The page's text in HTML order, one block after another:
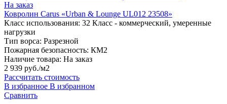
На заказ
Ковролин Carus «Urban & Lounge UL012 23508»
Класс использования: 32 Класс - коммерческий, умеренные
нагрузки
Тип ворса: Разрезной
Пожарная безопасность: КМ2
Наличие товара: На заказ
2 939 руб./м2
Рассчитать стоимость
В избранное В избранном
Сравнить